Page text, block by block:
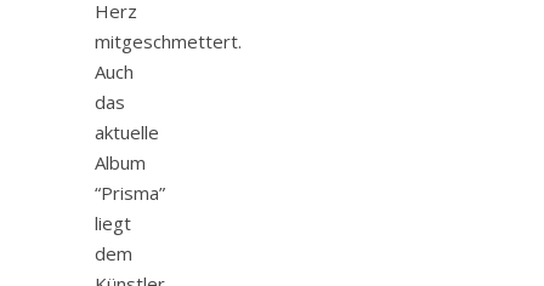
Herz
mitgeschmettert.
Auch
das
aktuelle
Album
“Prisma”
liegt
dem